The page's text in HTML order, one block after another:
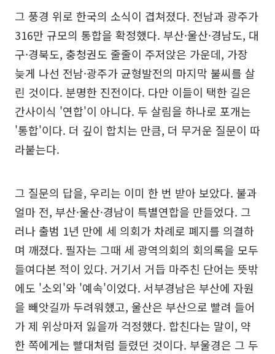
그 풍경 위로 한국의 소식이 겹쳐졌다. 전남과 광주가
316만 규모의 통합을 확정했다. 부산·울산·경남도, 대
구·경북도, 충청권도 줄줄이 주저앉은 가운데, 가장
늦게 나선 전남·광주가 균형발전의 마지막 불씨를 살
린 것이다. 분명한 진전이다. 다만 이들이 택한 길은
간사이식 '연합'이 아니다. 두 살림을 하나로 포개는
'통합'이다. 더 깊이 합치는 만큼, 더 무거운 질문이 따
라붙는다.
그 질문의 답을, 우리는 이미 한 번 받아 보았다. 불과
얼마 전, 부산·울산·경남이 특별연합을 만들었다. 그
러나 출범 1년 만에 세 의회가 차례로 폐지를 의결하
며 깨졌다. 필자는 그때 세 광역의회의 회의록을 모두
들여다본 적이 있다. 거기서 거듭 마주친 단어는 뜻밖
에도 '소외'와 '예속'이었다. 서부경남은 부산에 자원
을 빼앗길까 두려워했고, 울산은 부산으로 빨려 들어
가 제 위상마저 잃을까 걱정했다. 합친다는 말이, 약
한 쪽에게는 빨대처럼 들렸던 것이다. 부울경은 그 두